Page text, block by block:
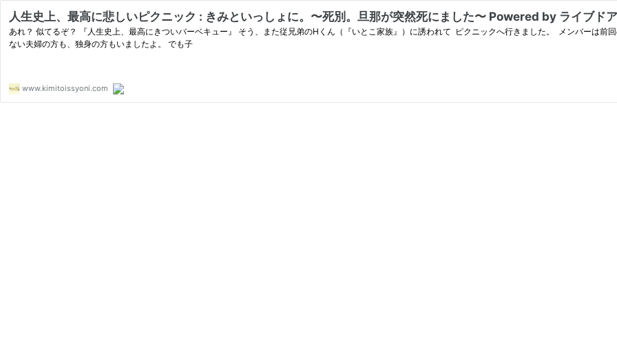
人生史上、最高に悲しいピクニック : きみといっしょに。〜死別。旦那が突然死にました〜 Powered by ライブド
あれ？ 似てるぞ？ 『人生史上、最高にきついバーベキュー』 そう、また従兄弟のHくん（『いとこ家族』）に誘われて ピクニックへ行きました。 メンバーは前回のバーべキューより少なくて、家族メイン。（悲） 子の居
ない夫婦の方も、独身の方もいましたよ。 でも子
www.kimitoissyoni.com